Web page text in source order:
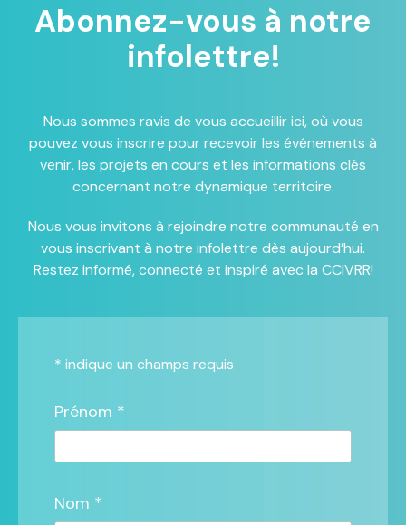
Abonnez-vous à notre
infolettre!
Nous sommes ravis de vous accueillir ici, où vous
pouvez vous inscrire pour recevoir les événements à
venir, les projets en cours et les informations clés
concernant notre dynamique territoire.
Nous vous invitons à rejoindre notre communauté en
vous inscrivant à notre infolettre dès aujourd’hui.
Restez informé, connecté et inspiré avec la CCIVRR!
* indique un champs requis
Prénom *
Nom *